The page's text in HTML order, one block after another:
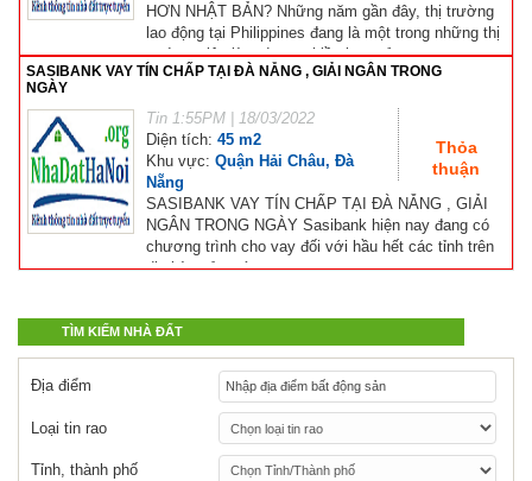
HƠN NHẬT BẢN? Những năm gần đây, thị trường
lao động tại Philippines đang là một trong những thị
trường việc làm được nhiều bạn trẻ...
SASIBANK VAY TÍN CHẤP TẠI ĐÀ NẴNG , GIẢI NGÂN TRONG
NGÀY
Tin 1:55PM | 18/03/2022
Diện tích: 45 m2
Khu vực: Quận Hải Châu, Đà
Nẵng
Thỏa
thuận
SASIBANK VAY TÍN CHẤP TẠI ĐÀ NẴNG , GIẢI
NGÂN TRONG NGÀY Sasibank hiện nay đang có
chương trình cho vay đối với hầu hết các tỉnh trên
địa bàn cả nước ,...
TÌM KIẾM NHÀ ĐẤT
Địa điểm
Loại tin rao
Tỉnh, thành phố